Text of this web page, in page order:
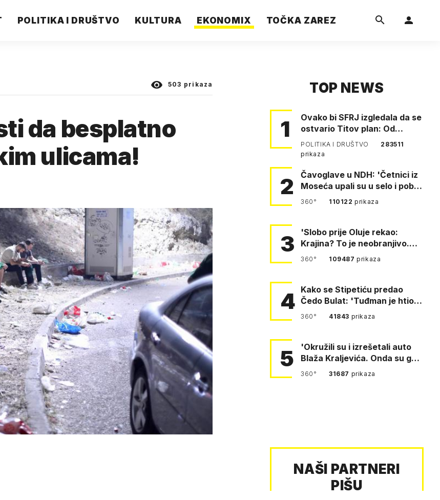
POLITIKA I DRUŠTVO KULTURA EKONOMIX TOČKA ZAREZ
503 prikaza
da besplatno
ulicama!
TOP NEWS
1
Ovako bi SFRJ izgledala da se
ostvario Titov plan: Od
Klagenfurta do Istanbula!
POLITIKA I DRUŠTVO
283511
prikaza
2
Čavoglave u NDH: 'Četnici iz
Moseća upali su u selo i pobili
obitelj Perković'
360° 110122prikaza
3
'Slobo prije Oluje rekao:
Krajina? To je neobranjivo.
Tuđmana zvao Krivousti'
360° 109487prikaza
4 Kako se Stipetiću predao
Čedo Bulat: 'Tuđman je htio
da se prerušim u ženu'
360° 41843 prikaza
5
'Okružili su i izrešetali auto
Blaža Kraljevića. Onda su ga
vukli po cesti'
360° 31687 prikaza
NAŠI PARTNERI
PIŠU